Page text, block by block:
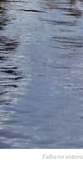
Falha no